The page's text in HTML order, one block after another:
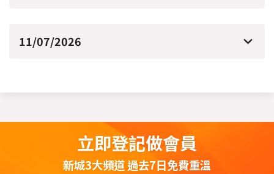
11/07/2026
立即登記做會員
新城3大頻道 過去7日免費重溫